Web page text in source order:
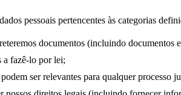
pessoais pertencentes às categorias
documentos (incluindo documentos
a fazê-lo por lei;
ser relevantes para qualquer processo